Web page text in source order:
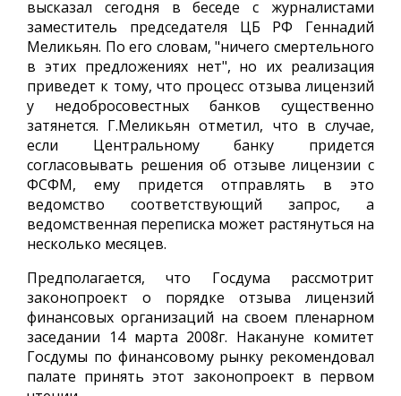
высказал сегодня в беседе с журналистами
заместитель председателя ЦБ РФ Геннадий
Меликьян. По его словам, "ничего смертельного
в этих предложениях нет", но их реализация
приведет к тому, что процесс отзыва лицензий
у недобросовестных банков существенно
затянется. Г.Меликьян отметил, что в случае,
если Центральному банку придется
согласовывать решения об отзыве лицензии с
ФСФМ, ему придется отправлять в это
ведомство соответствующий запрос, а
ведомственная переписка может растянуться на
несколько месяцев.
Предполагается, что Госдума рассмотрит
законопроект о порядке отзыва лицензий
финансовых организаций на своем пленарном
заседании 14 марта 2008г. Накануне комитет
Госдумы по финансовому рынку рекомендовал
палате принять этот законопроект в первом